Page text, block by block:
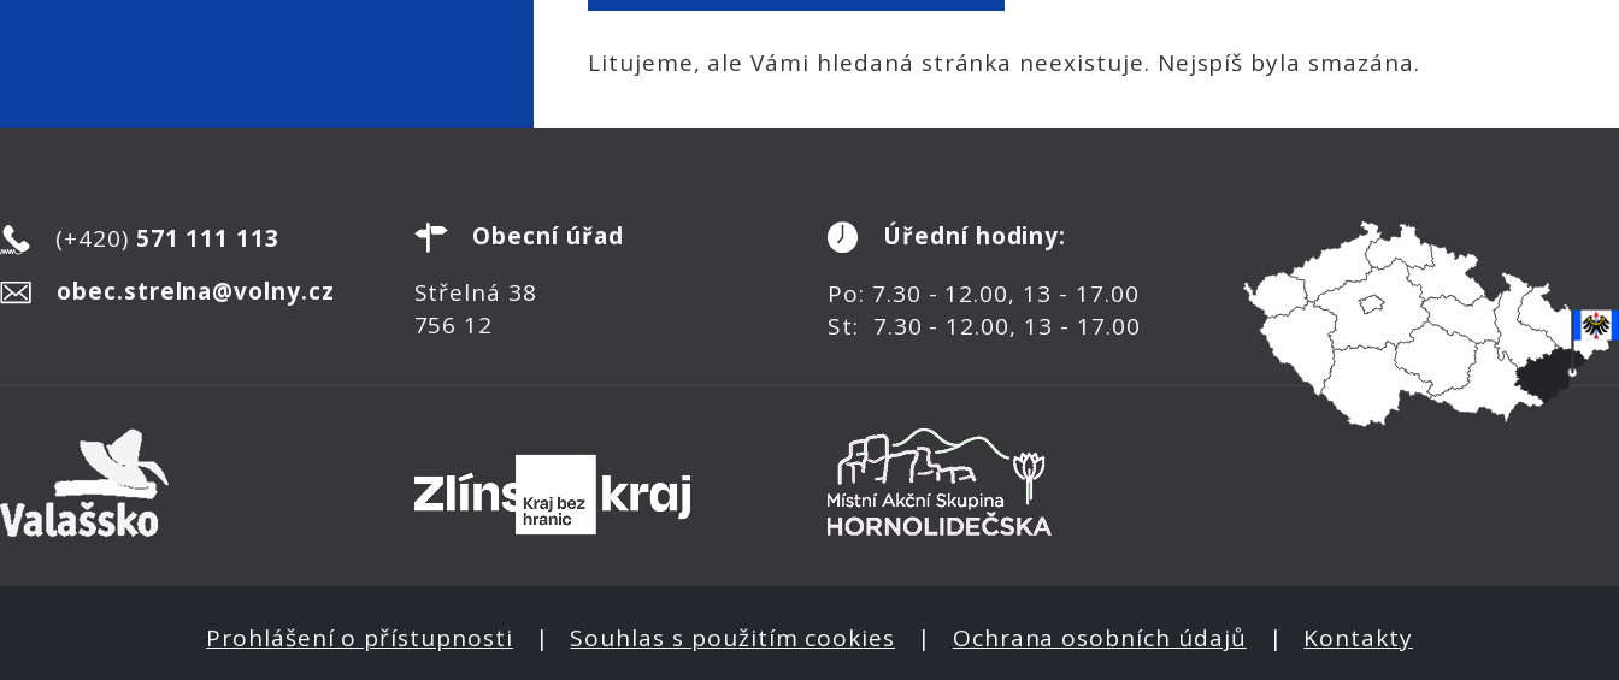
Litujeme, ale Vámi hledaná stránka neexistuje. Nejspíš byla smazána.
(+420) 571 111 113
obec.strelna@volny.cz
Obecní úřad
Střelná 38
756 12
Úřední hodiny:
Po: 7.30 - 12.00, 13 - 17.00
St: 7.30 - 12.00, 13 - 17.00
Prohlášení o přístupnosti | Souhlas s použitím cookies | Ochrana osobních údajů | Kontakty